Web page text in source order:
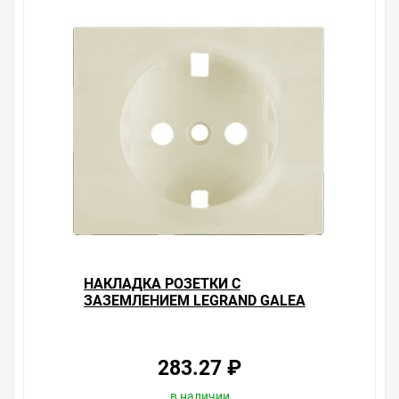
заземлением и с крышкой Legrand Galea Life + рамка
данном сайте справочная информация о товарах не
является офертой, наличие и стоимость оборудования
необходимо уточнить у менеджеров, которые с
удовольствием помогут Вам в выборе оборудования и
оформлении на него заказа.
Цена на Накладка розетки с заземлением с крышкой
Legrand Galea Life Pearl , у нас всегда одни из лучших.
ассортимента. Перечень товаров, которые мы
продаем, насчитывает десятки тысяч позиций. На
НАКЛАДКА РОЗЕТКИ С
ЗАЗЕМЛЕНИЕМ LEGRAND GALEA
283.27 ₽